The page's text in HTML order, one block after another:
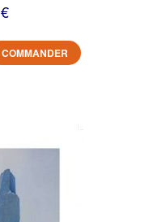
COMMANDER